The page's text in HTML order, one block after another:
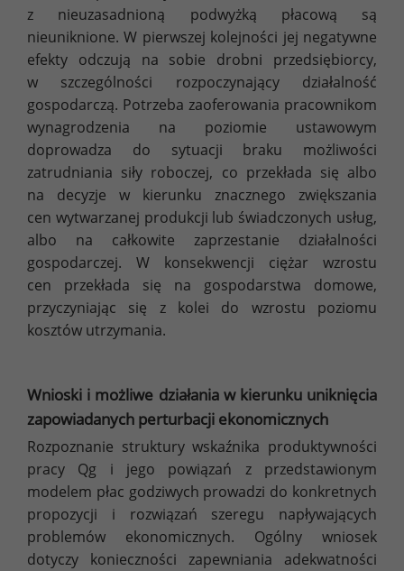
z nieuzasadnioną podwyżką płacową są
nieuniknione. W pierwszej kolejności jej negatywne
efekty odczują na sobie drobni przedsiębiorcy,
w szczególności rozpoczynający działalność
gospodarczą. Potrzeba zaoferowania pracownikom
wynagrodzenia na poziomie ustawowym
doprowadza do sytuacji braku możliwości
zatrudniania siły roboczej, co przekłada się albo
na decyzje w kierunku znacznego zwiększania
cen wytwarzanej produkcji lub świadczonych usług,
albo na całkowite zaprzestanie działalności
gospodarczej. W konsekwencji ciężar wzrostu
cen przekłada się na gospodarstwa domowe,
przyczyniając się z kolei do wzrostu poziomu
kosztów utrzymania.
Wnioski i możliwe działania w kierunku uniknięcia
zapowiadanych perturbacji ekonomicznych
Rozpoznanie struktury wskaźnika produktywności
pracy Qg i jego powiązań z przedstawionym
modelem płac godziwych prowadzi do konkretnych
propozycji i rozwiązań szeregu napływających
problemów ekonomicznych. Ogólny wniosek
dotyczy konieczności zapewniania adekwatności